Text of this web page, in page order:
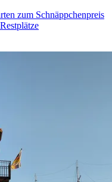
zum Schnäppchenpreis